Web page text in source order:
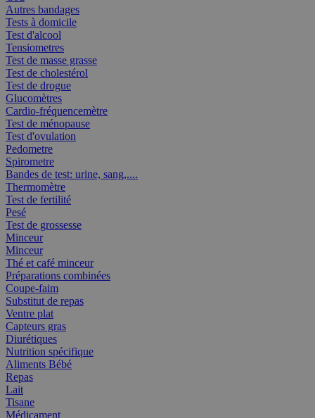
Autres bandages
Tests à domicile
Test d'alcool
Tensiometres
Test de masse grasse
Test de cholestérol
Test de drogue
Glucomètres
Cardio-fréquencemètre
Test de ménopause
Test d'ovulation
Pedometre
Spirometre
Bandes de test: urine, sang,....
Thermomètre
Test de fertilité
Pesé
Test de grossesse
Minceur
Minceur
Thé et café minceur
Préparations combinées
Coupe-faim
Substitut de repas
Ventre plat
Capteurs gras
Diurétiques
Nutrition spécifique
Aliments Bébé
Repas
Lait
Tisane
Médicament